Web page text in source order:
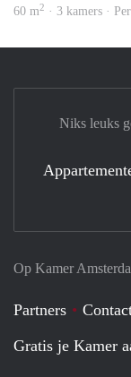
60 m2 · 3 kamers ·
Op Kamer
Partners
Gratis je Kamer
Niks leuks